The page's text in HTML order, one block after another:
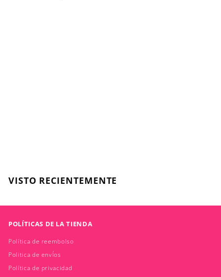
3
VISTO RECIENTEMENTE
POLÍTICAS DE LA TIENDA
Política de reembolso
Politica de envÍos
Política de privacidad